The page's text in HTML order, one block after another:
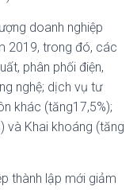
doanh nghiệp
2019, trong đó, các
phân phối điện,
nghệ; dịch vụ tư
khác (tăng17,5%);
và Khai khoáng (tăng
thành lập mới giảm